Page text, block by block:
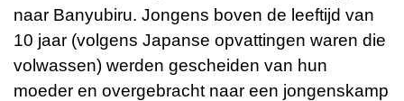
naar Banyubiru. Jongens boven de leeftijd van
10 jaar (volgens Japanse opvattingen waren die
volwassen) werden gescheiden van hun
moeder en overgebracht naar een jongenskamp